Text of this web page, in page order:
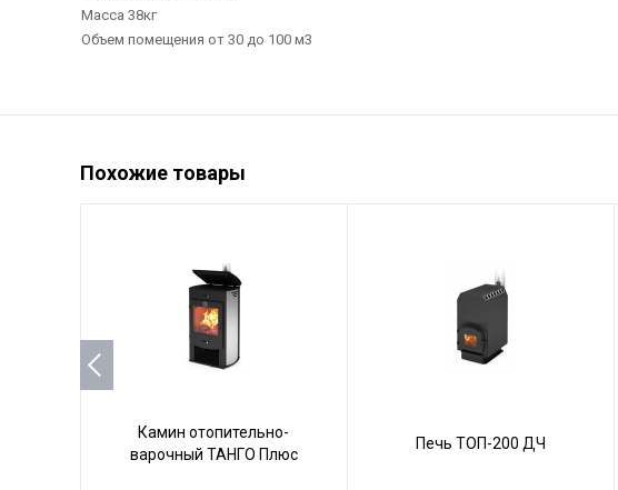
Масса 38кг
Объем помещения от 30 до 100 м3
Похожие товары
Камин отопительно-
варочный ТАНГО Плюс
Печь ТОП-200 ДЧ